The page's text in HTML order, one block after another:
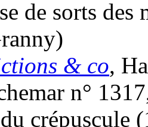
de sorts des
& co,
n°
crépuscule